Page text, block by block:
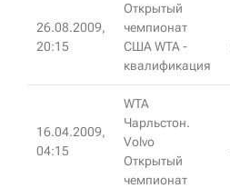
26.08.2009,
20:15
Открытый
чемпионат
США WTA -
квалификация
16.04.2009,
04:15
WTA
Чарльстон.
Volvo
Открытый
чемпионат